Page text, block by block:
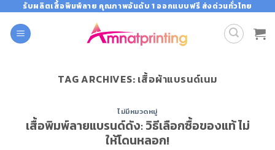
content
รับผลิตเสื้อพิมพ์ลาย คุณภาพอันดับ 1 ออกแบบฟรี ส่งด่วนทั่วไทย
TAG ARCHIVES: เสื้อผ้าแบรนด์เนม
ไม่มีหมวดหมู่
เสื้อพิมพ์ลายแบรนด์ดัง: วิธีเลือกซื้อของแท้ ไม่
ให้โดนหลอก!